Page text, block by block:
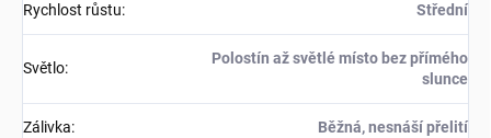
Rychlost růstu: Střední
Světlo:
Polostín až světlé místo bez přímého
slunce
Zálivka: Běžná, nesnáší přelití